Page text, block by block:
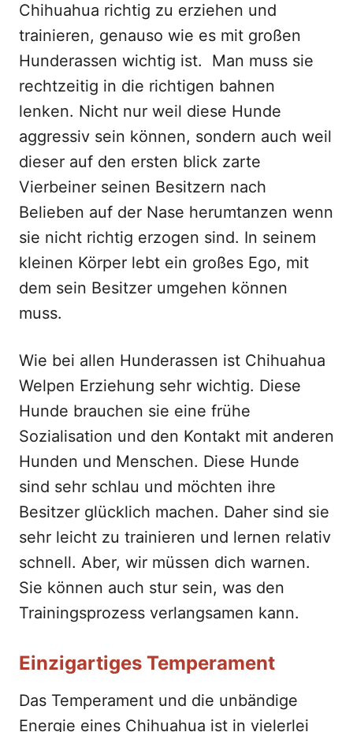
Chihuahua richtig zu erziehen und
trainieren, genauso wie es mit großen
Hunderassen wichtig ist.
Man muss sie
rechtzeitig in die richtigen bahnen
lenken. Nicht nur weil diese Hunde
aggressiv sein können, sondern auch weil
dieser auf den ersten blick zarte
Vierbeiner seinen Besitzern nach
Belieben auf der Nase herumtanzen wenn
sie nicht richtig erzogen sind. In seinem
kleinen Körper lebt ein großes Ego, mit
dem sein Besitzer umgehen können
muss.
Wie bei allen Hunderassen ist Chihuahua
Welpen Erziehung sehr wichtig. Diese
Hunde brauchen sie eine frühe
Sozialisation und den Kontakt mit anderen
Hunden und Menschen. Diese Hunde
sind sehr schlau und möchten ihre
Besitzer glücklich machen. Daher sind sie
sehr leicht zu trainieren und lernen relativ
schnell. Aber, wir müssen dich warnen.
Sie können auch stur sein, was den
Trainingsprozess verlangsamen kann.
Einzigartiges Temperament
Das Temperament und die unbändige
Energie eines Chihuahua ist in vielerlei